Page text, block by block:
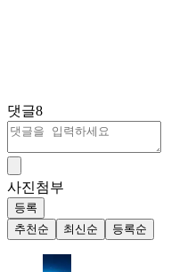
댓글8
사진첨부
등록
추천순
최신순 등록순